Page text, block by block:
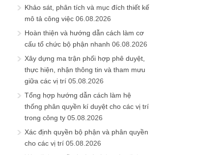
Khảo sát, phân tích và mục đích thiết kế
mô tả công việc 06.08.2026
Hoàn thiện và hướng dẫn cách làm cơ
cấu tổ chức bộ phận nhanh 06.08.2026
Xây dựng ma trận phối hợp phê duyệt,
thực hiện, nhận thông tin và tham mưu
giữa các vị trí 05.08.2026
Tổng hợp hướng dẫn cách làm hệ
thống phân quyền kí duyệt cho các vị trí
trong công ty 05.08.2026
Xác định quyền bộ phận và phân quyền
cho các vị trí 05.08.2026